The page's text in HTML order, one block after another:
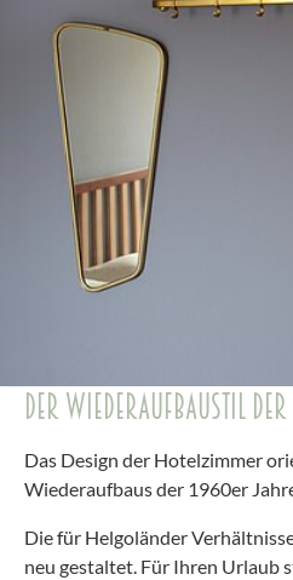
DER WIEDERAUFBAUSTIL
Das Design der Hotelzimmer
Wiederaufbaus der 1960er
Die für Helgoländer
neu gestaltet. Für Ihren Urlaub